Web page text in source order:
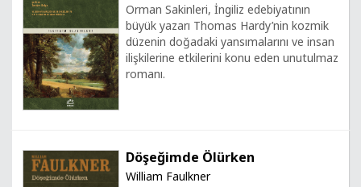
Orman Sakinleri, İngiliz edebiyatının
büyük yazarı Thomas Hardy’nin kozmik
düzenin doğadaki yansımalarını ve insan
ilişkilerine etkilerini konu eden unutulmaz
romanı.
Döşeğimde Ölürken
William Faulkner